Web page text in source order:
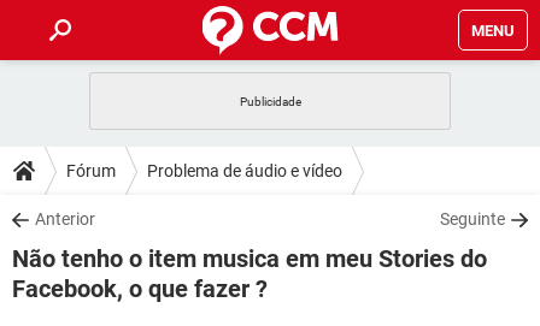
MENU
CELULAR FACEBOOK
OUTLOOK
INSTAGRAM GMAIL
GUIA DE COMPRAS
DICAS
JOGOS WHATSAPP
OUTLOOK
DOWNLOADS
JOGOS WHATSAPP
CELULAR
FÓRUM
Fórum Problema de áudio e vídeo
Anterior Seguinte
Não tenho o item musica em meu Stories do
Facebook, o que fazer ?